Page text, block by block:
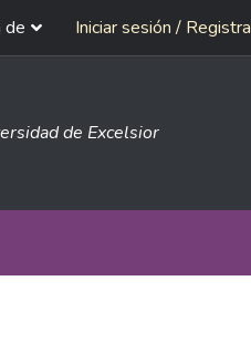
de Iniciar sesión /
de Excelsior